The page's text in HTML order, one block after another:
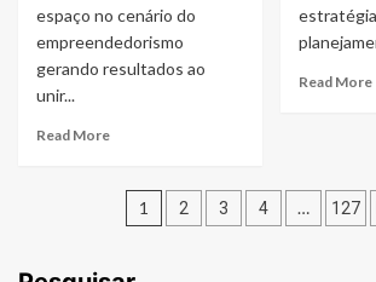
espaço no cenário do
empreendedorismo
gerando resultados ao
unir...
Read MoreRead
Read More
Paginação
1 2 3 4 … 127